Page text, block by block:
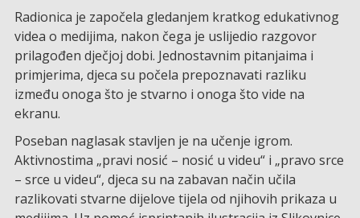
Radionica je započela gledanjem kratkog edukativnog
videa o medijima, nakon čega je uslijedio razgovor
prilagođen dječjoj dobi. Jednostavnim pitanjaima i
primjerima, djeca su počela prepoznavati razliku
između onoga što je stvarno i onoga što vide na
ekranu.
Poseban naglasak stavljen je na učenje igrom.
Aktivnostima „pravi nosić – nosić u videu“ i „pravo srce
– srce u videu“, djeca su na zabavan način učila
razlikovati stvarne dijelove tijela od njihovih prikaza u